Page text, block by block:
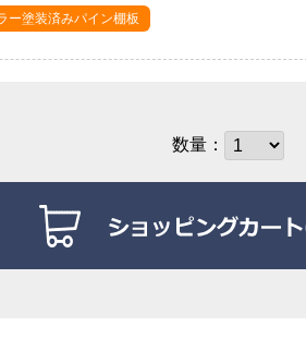
ー塗装済みパイン棚板
数量：